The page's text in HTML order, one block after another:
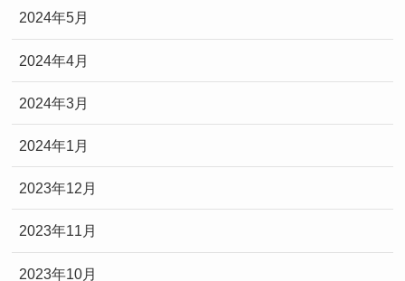
2024年5月
2024年4月
2024年3月
2024年1月
2023年12月
2023年11月
2023年10月